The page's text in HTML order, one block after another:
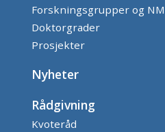
Forskningsgrupper og
Doktorgrader
Prosjekter
Nyheter
Rådgivning
Kvoteråd